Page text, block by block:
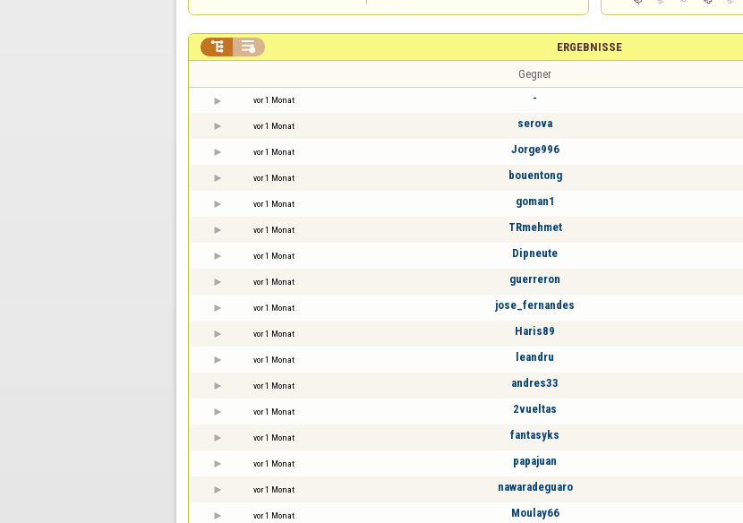
ERGEBNISSE
 
Gegner
vor 1 Monat -
vor 1 Monat serova
vor 1 Monat Jorge996
vor 1 Monat bouentong
vor 1 Monat goman1
vor 1 Monat TRmehmet
vor 1 Monat Dipneute
vor 1 Monat guerreron
vor 1 Monat jose_fernandes
vor 1 Monat Haris89
vor 1 Monat leandru
vor 1 Monat andres33
vor 1 Monat 2vueltas
vor 1 Monat fantasyks
vor 1 Monat papajuan
vor 1 Monat nawaradeguaro
vor 1 Monat Moulay66